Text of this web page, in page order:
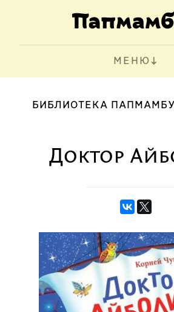
МЕНЮ
БИБЛИОТЕКА
Доктор